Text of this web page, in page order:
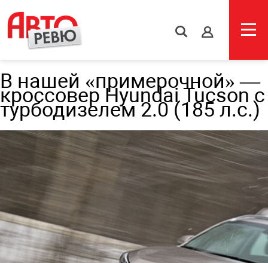
s
В нашей «примерочной» —
кроссовер Hyundai Tucson с
турбодизелем 2.0 (185 л.с.)